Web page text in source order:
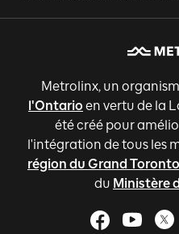
Metrolinx, un
l'Ontario en vertu de la
été créé pour
l'intégration de tous les
région du Grand
du Ministère